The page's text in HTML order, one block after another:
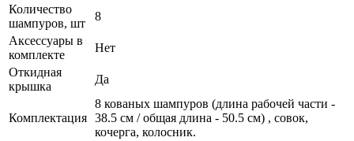
Количество
шампуров, шт
8
Аксессуары в
комплекте
Нет
Откидная
крышка
Да
Комплектация
8 кованых шампуров (длина рабочей части -
38.5 см / общая длина - 50.5 см) , совок,
кочерга, колосник.